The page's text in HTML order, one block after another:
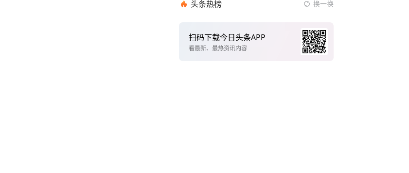
头条热榜 换一换
扫码下载今日头条APP
看最新、最热资讯内容